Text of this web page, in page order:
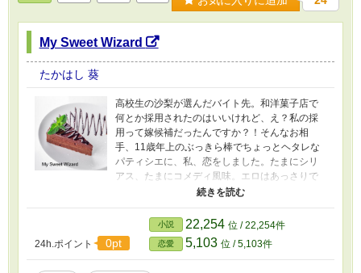
My Sweet Wizard
たかはし 葵
高校生の沙梨が選んだバイト先。和洋菓子店で
何とか採用されたのはいいけれど、え？私の採
用って嫁候補だったんですか？！そんなお相
手、11歳年上のぶっきら棒でちょっとヘタレな
パティシエに、私、恋をしました。たまにシリ
アス、たまにコメディ風味。エロはあっさりで
す。 途中、登場人物に心臓の病で亡くなる表現
が、嫌悪されたり苦手な方はご注意又は回れ右
でお願い致します。
24h.ポイント
0pt
小説 22,254 位 / 22,254件
恋愛 5,103 位 / 5,103件